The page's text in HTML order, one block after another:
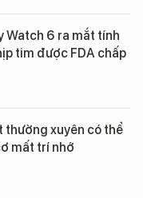
Watch 6 ra mắt tính
tim được FDA chấp
thường xuyên có thể
mất trí nhớ